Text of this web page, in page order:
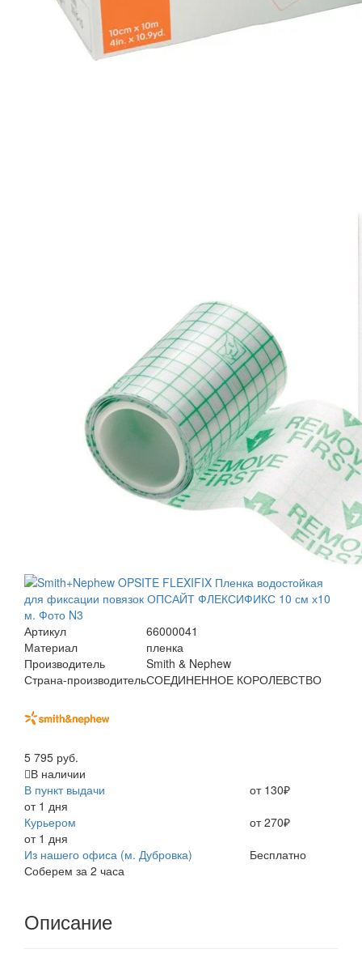
Артикул
66000041
Материал
пленка
Производитель
Smith & Nephew
Страна-производительСОЕДИНЕННОЕ КОРОЛЕВСТВО
5 795 руб.
В наличии
В пункт выдачи
от 1 дня
от 130₽
Курьером
от 1 дня
от 270₽
Из нашего офиса (м. Дубровка)
Соберем за 2 часа
Бесплатно
Описание